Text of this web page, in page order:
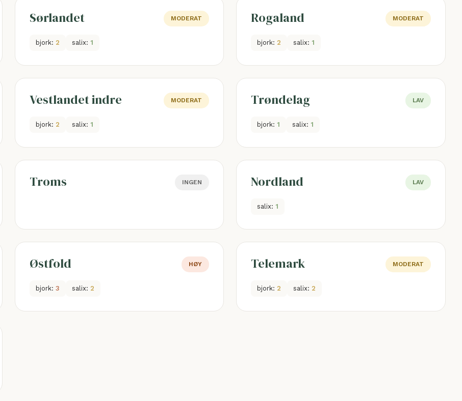
Sørlandet MODERAT
bjork: 2 salix: 1
Rogaland MODERAT
bjork:2 salix:1
Vestlandet indre MODERAT
bjork: 2 salix: 1
Trøndelag LAV
bjork:1 salix:1
Troms INGEN Nordland LAV
salix:1
Østfold HØY
bjork: 3 salix: 2
Telemark MODERAT
bjork:2 salix:2